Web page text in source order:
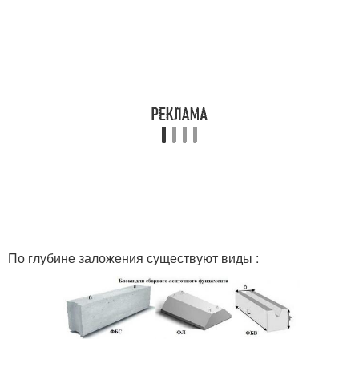
По глубине заложения существуют виды :